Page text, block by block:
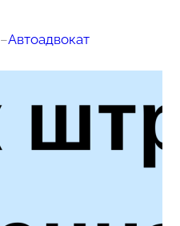
–Автоадвокат